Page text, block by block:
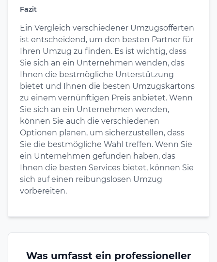
Fazit
Ein Vergleich verschiedener Umzugsofferten
ist entscheidend, um den besten Partner für
Ihren Umzug zu finden. Es ist wichtig, dass
Sie sich an ein Unternehmen wenden, das
Ihnen die bestmögliche Unterstützung
bietet und Ihnen die besten Umzugskartons
zu einem vernünftigen Preis anbietet. Wenn
Sie sich an ein Unternehmen wenden,
können Sie auch die verschiedenen
Optionen planen, um sicherzustellen, dass
Sie die bestmögliche Wahl treffen. Wenn Sie
ein Unternehmen gefunden haben, das
Ihnen die besten Services bietet, können Sie
sich auf einen reibungslosen Umzug
vorbereiten.
Was umfasst ein professioneller